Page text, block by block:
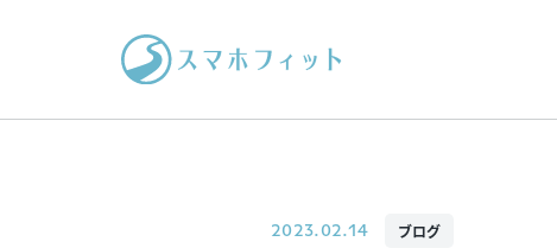
2023.02.14 ブログ